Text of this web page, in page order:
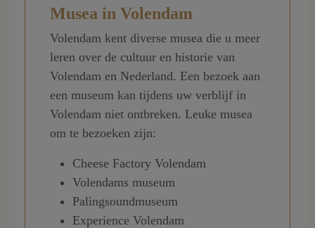
Musea in Volendam
Volendam kent diverse musea die u meer
leren over de cultuur en historie van
Volendam en Nederland. Een bezoek aan
een museum kan tijdens uw verblijf in
Volendam niet ontbreken. Leuke musea
om te bezoeken zijn:
Cheese Factory Volendam
Volendams museum
Palingsoundmuseum
Experience Volendam